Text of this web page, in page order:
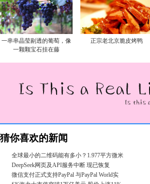
一串串晶莹剔透的葡萄，像
一颗颗宝石挂在藤
正宗老北京脆皮烤鸭
猜你喜欢的新闻
全球最小的二维码能有多小？1.977平方微米
DeepSeek网页及API服务中断 现已恢复
微信支付正式支持PayPal 与PayPal World实